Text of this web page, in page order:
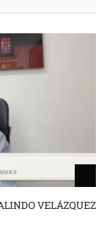
VELÁZQUEZ